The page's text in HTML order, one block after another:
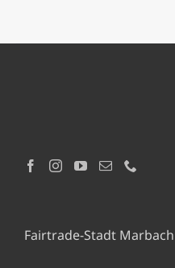
Fairtrade-Stadt Marbach